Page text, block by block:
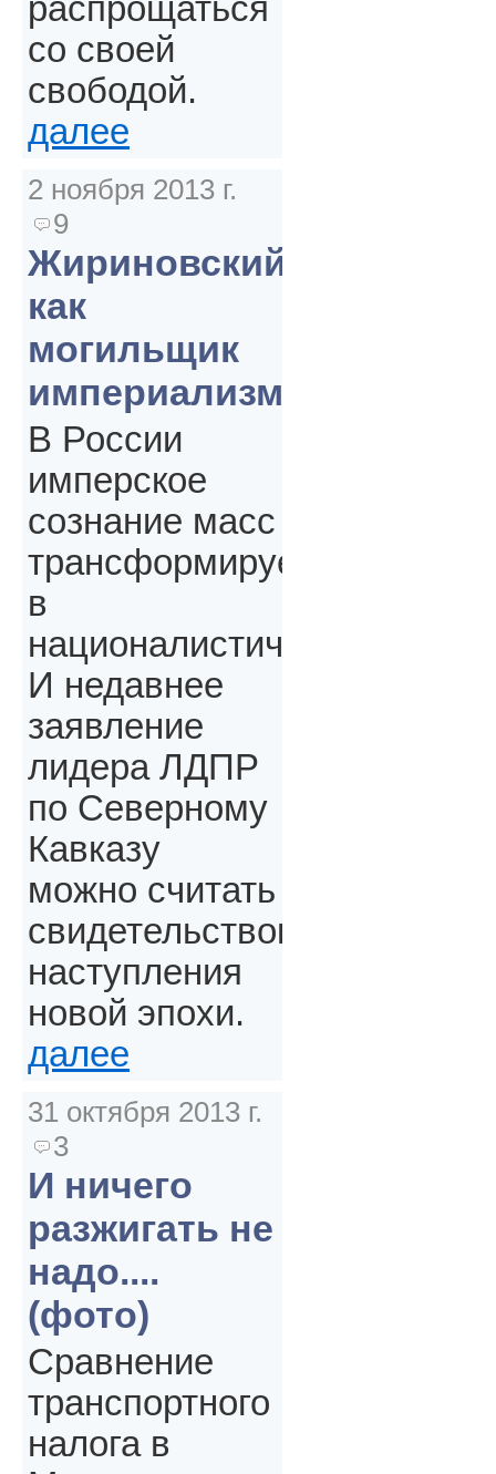
распрощаться
со своей
свободой.
далее
2 ноября 2013 г.
9
Жириновский
как
могильщик
империализма
В России
имперское
сознание масс
трансформируется
в
националистическое.
И недавнее
заявление
лидера ЛДПР
по Северному
Кавказу
можно считать
свидетельством
наступления
новой эпохи.
далее
31 октября 2013 г.
3
И ничего
разжигать не
надо....
(фото)
Сравнение
транспортного
налога в